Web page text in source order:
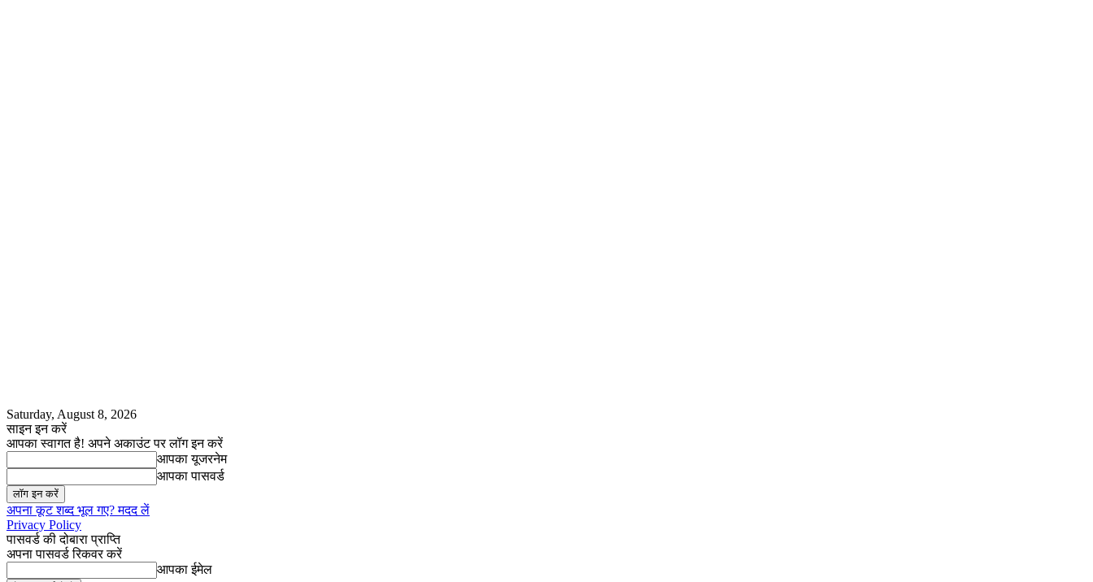
Saturday, August 8, 2026
साइन इन करें
आपका स्वागत है! अपने अकाउंट पर लॉग इन करें
आपका यूजरनेम
आपका पासवर्ड
अपना कूट शब्द भूल गए? मदद लें
Privacy Policy
पासवर्ड की दोबारा प्राप्ति
अपना पासवर्ड रिकवर करें
आपका ईमेल